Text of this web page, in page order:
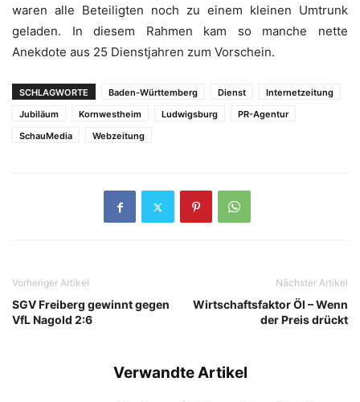
waren alle Beteiligten noch zu einem kleinen Umtrunk
geladen. In diesem Rahmen kam so manche nette
Anekdote aus 25 Dienstjahren zum Vorschein.
SCHLAGWORTE Baden-Württemberg Dienst
Internetzeitung
Jubiläum
Kornwestheim Ludwigsburg
PR-Agentur
SchauMedia
Webzeitung
Vorheriger Artikel
SGV Freiberg gewinnt gegen
VfL Nagold 2:6
Nächster Artikel
Wirtschaftsfaktor Öl – Wenn
der Preis drückt
Verwandte Artikel